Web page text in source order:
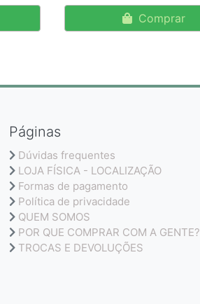
Comprar
Páginas
Dúvidas frequentes
LOJA FÍSICA - LOCALIZAÇÃO
Formas de pagamento
Política de privacidade
QUEM SOMOS
POR QUE COMPRAR COM A GENTE?
TROCAS E DEVOLUÇÕES